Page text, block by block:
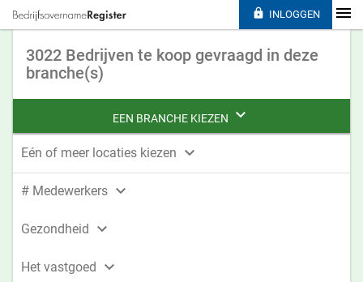
3022 Bedrijven te koop gevraagd in deze
branche(s)
EEN BRANCHE KIEZEN 
Eén of meer locaties kiezen 
# Medewerkers 
Gezondheid 
Het vastgoed 
 INLOGGEN